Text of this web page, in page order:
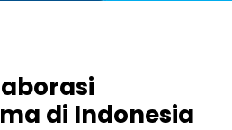
di Indonesia